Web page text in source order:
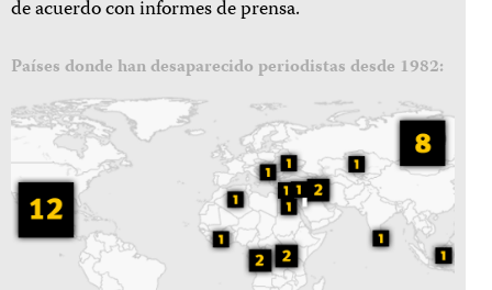
de acuerdo con informes de prensa.
Países donde han desaparecido periodistas desde 1982: